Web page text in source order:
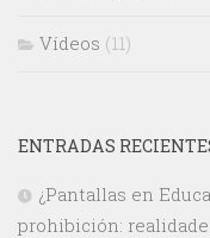
Vídeos (11)
ENTRADAS
¿Pantallas en
prohibición: